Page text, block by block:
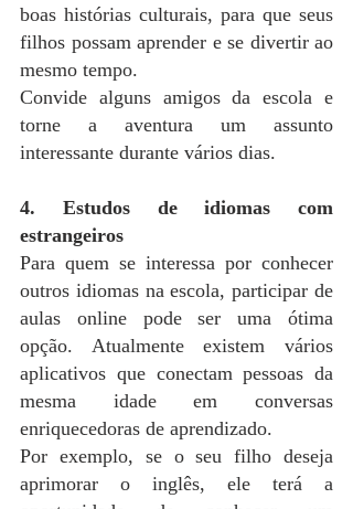
boas histórias culturais, para que seus
filhos possam aprender e se divertir ao
mesmo tempo.
Convide alguns amigos da escola e
torne a aventura um assunto
interessante durante vários dias.
4. Estudos de idiomas com
estrangeiros
Para quem se interessa por conhecer
outros idiomas na escola, participar de
aulas online pode ser uma ótima
opção. Atualmente existem vários
aplicativos que conectam pessoas da
mesma idade em conversas
enriquecedoras de aprendizado.
Por exemplo, se o seu filho deseja
aprimorar o inglês, ele terá a